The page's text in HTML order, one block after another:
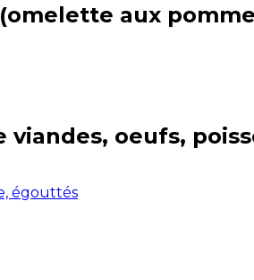
aux
viandes, oeufs,
égouttés